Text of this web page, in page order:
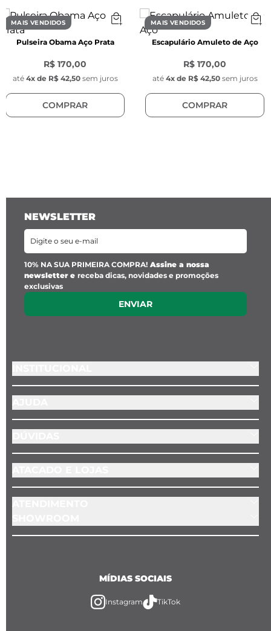
Cor: Dourado
Espessura: 18.5
Fecho: Clip
Material: Aço inoxidável
Cor: Dourado
MAIS VENDIDOS
Pulseira Obama Aço Prata
R$ 170,00
até 4x de R$ 42,50 sem juros
COMPRAR
MAIS VENDIDOS
Escapulário Amuleto de Aço
R$ 170,00
até 4x de R$ 42,50 sem juros
COMPRAR
NEWSLETTER
10% NA SUA PRIMEIRA COMPRA! Assine a nossa
newsletter e receba dicas, novidades e promoções
exclusivas
ENVIAR
MÍDIAS SOCIAIS
Instagram TikTok